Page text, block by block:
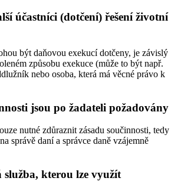
účastníci (dotčení) řešení životní
být daňovou exekucí dotčeny, je závislý
způsobu exekuce (může to být např.
nebo osoba, která má věcné právo k
jsou po žadateli požadovány
nutné zdůraznit zásadu součinnosti, tedy
správě daní a správce daně vzájemně
kterou lze využít